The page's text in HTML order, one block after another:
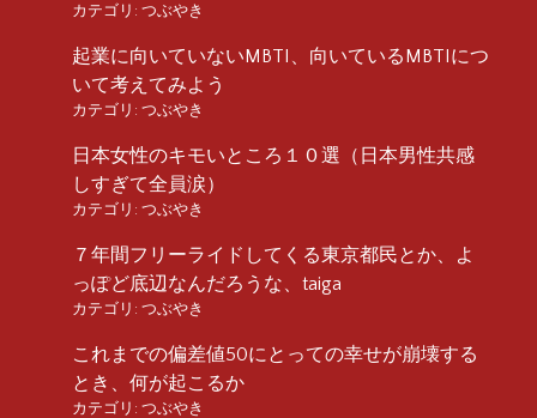
カテゴリ: つぶやき
起業に向いていないMBTI、向いているMBTIにつ
いて考えてみよう
カテゴリ: つぶやき
日本女性のキモいところ１０選（日本男性共感
しすぎて全員涙）
カテゴリ: つぶやき
７年間フリーライドしてくる東京都民とか、よ
っぽど底辺なんだろうな、taiga
カテゴリ: つぶやき
これまでの偏差値50にとっての幸せが崩壊する
とき、何が起こるか
カテゴリ: つぶやき